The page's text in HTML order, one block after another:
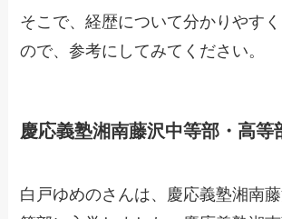
そこで、経歴について分かりやす
ので、参考にしてみてください。
慶応義塾湘南藤沢中等部・高等
白戸ゆめのさんは、慶応義塾湘南